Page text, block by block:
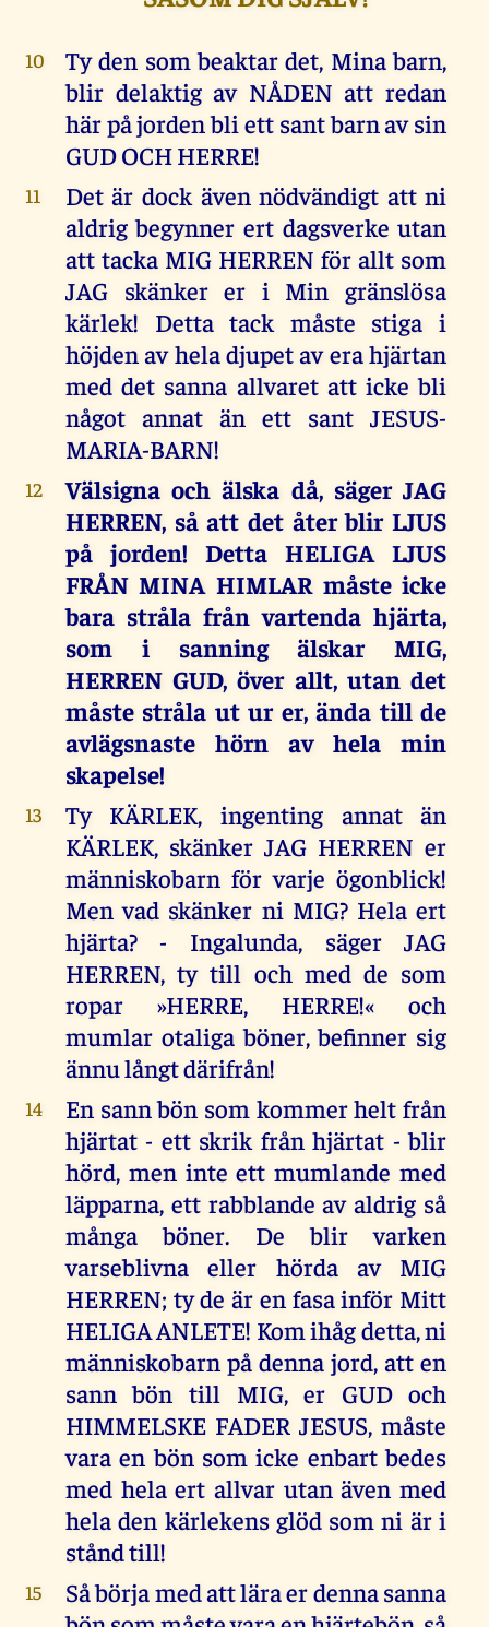
10
Ty den som beaktar det, Mina barn,
blir delaktig av NÅDEN att redan
här på jorden bli ett sant barn av sin
GUD OCH HERRE!
11
Det är dock även nödvändigt att ni
aldrig begynner ert dagsverke utan
att tacka MIG HERREN för allt som
JAG skänker er i Min gränslösa
kärlek! Detta tack måste stiga i
höjden av hela djupet av era hjärtan
med det sanna allvaret att icke bli
något annat än ett sant JESUS-
MARIA-BARN!
12
Välsigna och älska då, säger JAG
HERREN, så att det åter blir LJUS
på jorden! Detta HELIGA LJUS
FRÅN MINA HIMLAR måste icke
bara stråla från vartenda hjärta,
som i sanning älskar MIG,
HERREN GUD, över allt, utan det
måste stråla ut ur er, ända till de
avlägsnaste hörn av hela min
skapelse!
13
Ty KÄRLEK, ingenting annat än
KÄRLEK, skänker JAG HERREN er
människobarn för varje ögonblick!
Men vad skänker ni MIG? Hela ert
hjärta? - Ingalunda, säger JAG
HERREN, ty till och med de som
ropar »HERRE, HERRE!« och
mumlar otaliga böner, befinner sig
ännu långt därifrån!
14
En sann bön som kommer helt från
hjärtat - ett skrik från hjärtat - blir
hörd, men inte ett mumlande med
läpparna, ett rabblande av aldrig så
många böner. De blir varken
varseblivna eller hörda av MIG
HERREN; ty de är en fasa inför Mitt
HELIGA ANLETE! Kom ihåg detta, ni
människobarn på denna jord, att en
sann bön till MIG, er GUD och
HIMMELSKE FADER JESUS, måste
vara en bön som icke enbart bedes
med hela ert allvar utan även med
hela den kärlekens glöd som ni är i
stånd till!
15
Så börja med att lära er denna sanna